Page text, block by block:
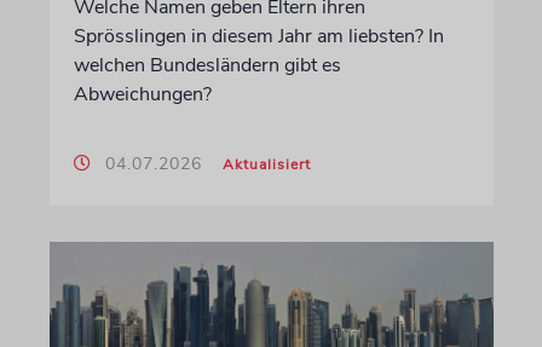
Welche Namen geben Eltern ihren
Sprösslingen in diesem Jahr am liebsten? In
welchen Bundesländern gibt es
Abweichungen?
04.07.2026 Aktualisiert